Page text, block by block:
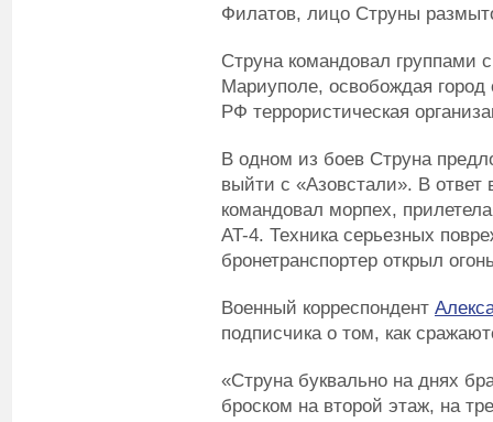
Филатов, лицо Струны
Струна командовал группами
Мариуполе, освобождая город
РФ террористическая
В одном из боев Струна
выйти с «Азовстали». В ответ
командовал морпех,
AT-4. Техника серьезных
бронетранспортер открыл
Военный корреспондент
подписчика о том, как
«Струна буквально на днях
броском на второй этаж, на